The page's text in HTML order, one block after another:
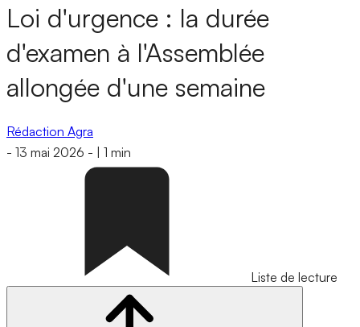
Loi d'urgence : la durée
d'examen à l'Assemblée
allongée d'une semaine
Rédaction Agra
- 13 mai 2026 - 1 min
Liste de lecture